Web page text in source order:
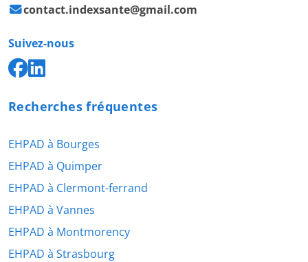
contact.indexsante@gmail.com
Suivez-nous
Recherches fréquentes
EHPAD à Bourges
EHPAD à Quimper
EHPAD à Clermont-ferrand
EHPAD à Vannes
EHPAD à Montmorency
EHPAD à Strasbourg